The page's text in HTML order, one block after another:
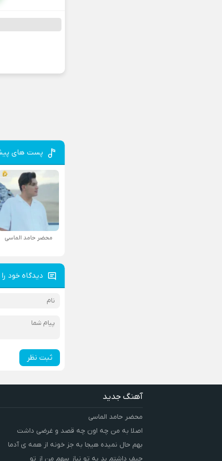
پست های
محضر حامد الماسی
دیدگاه خود
ثبت نظر
آهنگ جدید
محضر حامد الماسی
اصلا به من چه اون چه قصد و غرضی داشت
بهم حال نمیده هیجا به جز خونه از همه ی آدما
حیف داشتم بد به تو نیاز سهم من از تو